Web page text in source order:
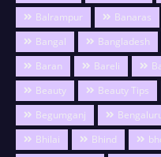
Balrampur
Banaras
Bangal
Bangladesh
Baran
Bareli
Beauty
Beauty Tips
Begumganj
Bhilai
Bhind